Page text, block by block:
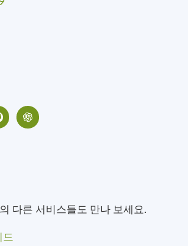
다른 서비스들도 만나 보세요.